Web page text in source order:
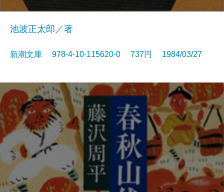
池波正太郎／著
新潮文庫 978-4-10-115620-0 737円 1984/03/27